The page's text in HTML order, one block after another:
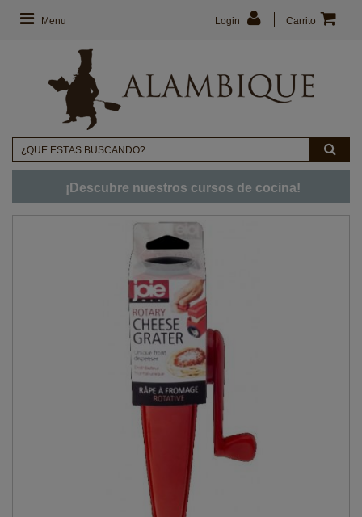
Menu Carrito
Login
¡Descubre nuestros cursos de cocina!